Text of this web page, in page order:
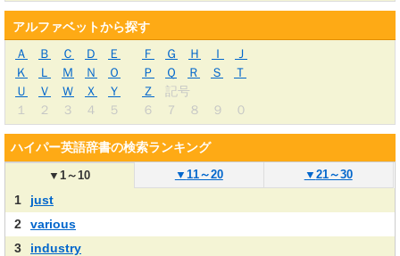
アルファベットから探す
Ａ
Ｂ Ｃ Ｄ Ｅ Ｆ Ｇ Ｈ Ｉ
Ｊ
Ｋ
Ｌ Ｍ Ｎ Ｏ Ｐ Ｑ Ｒ Ｓ
Ｔ
Ｕ
Ｖ Ｗ Ｘ Ｙ Ｚ
記号
１
２ ３ ４ ５ ６ ７ ８ ９ ０
ハイパー英語辞書の検索ランキング
▼1～10 ▼ 11～20 ▼ 21～30
1
just
2
various
3
industry